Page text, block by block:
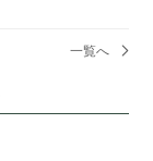
一覧へ